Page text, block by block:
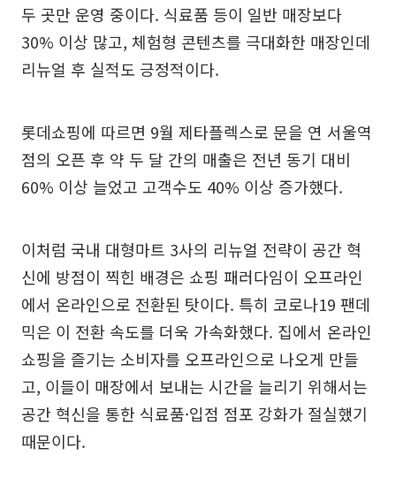
두 곳만 운영 중이다. 식료품 등이 일반 매장보다
30% 이상 많고, 체험형 콘텐츠를 극대화한 매장인데
리뉴얼 후 실적도 긍정적이다.
롯데쇼핑에 따르면 9월 제타플렉스로 문을 연 서울역
점의 오픈 후 약 두 달 간의 매출은 전년 동기 대비
60% 이상 늘었고 고객수도 40% 이상 증가했다.
이처럼 국내 대형마트 3사의 리뉴얼 전략이 공간 혁
신에 방점이 찍힌 배경은 쇼핑 패러다임이 오프라인
에서 온라인으로 전환된 탓이다. 특히 코로나19 팬데
믹은 이 전환 속도를 더욱 가속화했다. 집에서 온라인
쇼핑을 즐기는 소비자를 오프라인으로 나오게 만들
고, 이들이 매장에서 보내는 시간을 늘리기 위해서는
공간 혁신을 통한 식료품·입점 점포 강화가 절실했기
때문이다.